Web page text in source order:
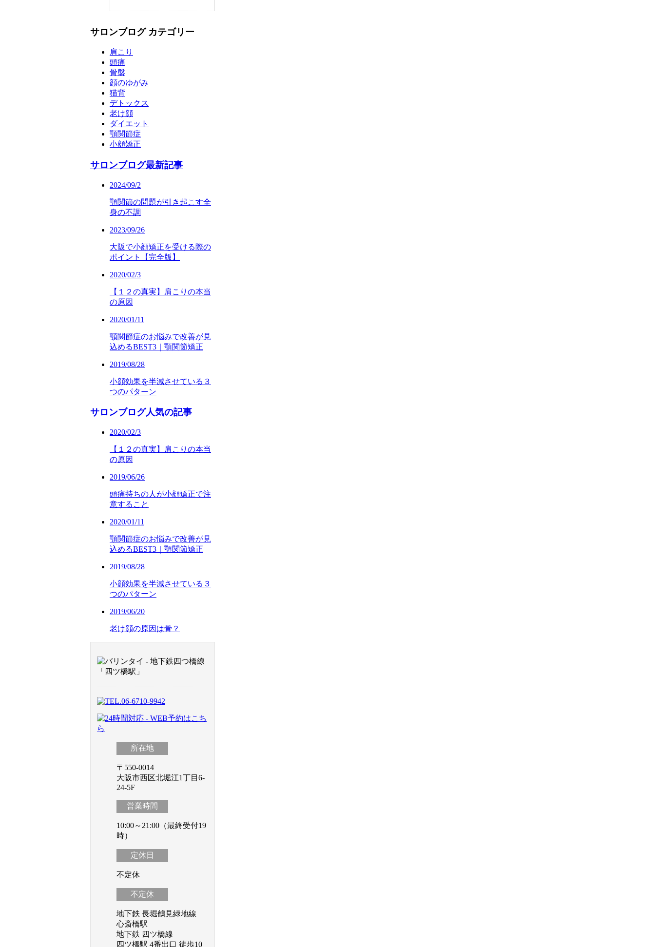
サロンブログ カテゴリー
肩こり
頭痛
骨盤
顔のゆがみ
猫背
デトックス
老け顔
ダイエット
顎関節症
小顔矯正
サロンブログ最新記事
2024/09/2
顎関節の問題が引き起こす全
身の不調
2023/09/26
大阪で小顔矯正を受ける際の
ポイント【完全版】
2020/02/3
【１２の真実】肩こりの本当
の原因
2020/01/11
顎関節症のお悩みで改善が見
込めるBEST3｜顎関節矯正
2019/08/28
小顔効果を半減させている３
つのパターン
サロンブログ人気の記事
2020/02/3
【１２の真実】肩こりの本当
の原因
2019/06/26
頭痛持ちの人が小顔矯正で注
意すること
2020/01/11
顎関節症のお悩みで改善が見
込めるBEST3｜顎関節矯正
2019/08/28
小顔効果を半減させている３
つのパターン
2019/06/20
老け顔の原因は骨？
所在地
〒550-0014
大阪市西区北堀江1丁目6-
24-5F
営業時間
10:00～21:00（最終受付19
時）
定休日
不定休
不定休
地下鉄 長堀鶴見緑地線
心斎橋駅
地下鉄 四ツ橋線
四ツ橋駅 4番出口 徒歩10